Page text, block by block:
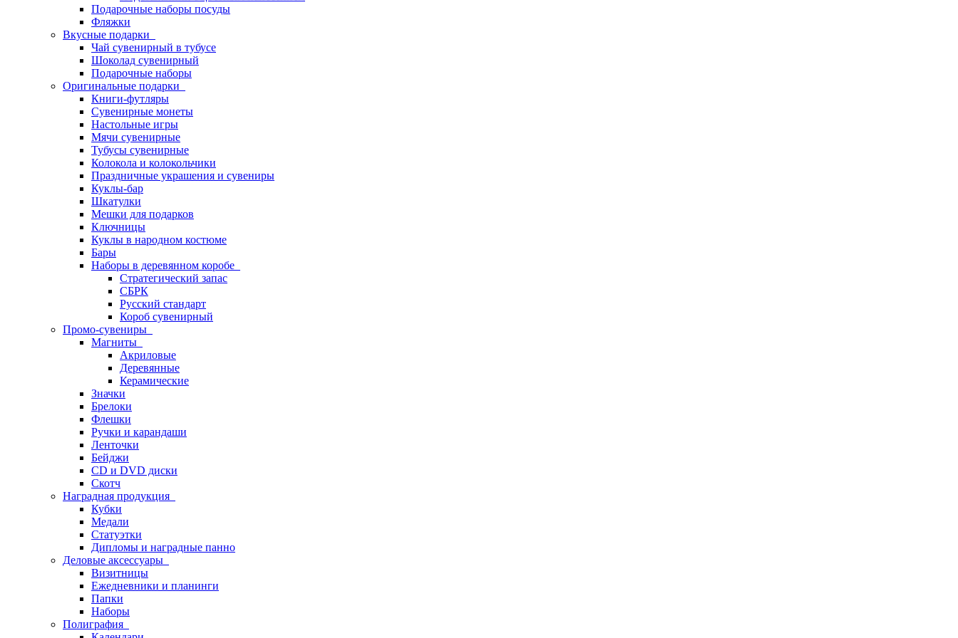
Подарочные наборы посуды
Фляжки
Вкусные подарки
Чай сувенирный в тубусе
Шоколад сувенирный
Подарочные наборы
Оригинальные подарки
Книги-футляры
Сувенирные монеты
Настольные игры
Мячи сувенирные
Тубусы сувенирные
Колокола и колокольчики
Праздничные украшения и сувениры
Куклы-бар
Шкатулки
Мешки для подарков
Ключницы
Куклы в народном костюме
Бары
Наборы в деревянном коробе
Стратегический запас
СБРК
Русский стандарт
Короб сувенирный
Промо-сувениры
Магниты
Акриловые
Деревянные
Керамические
Значки
Брелоки
Флешки
Ручки и карандаши
Ленточки
Бейджи
CD и DVD диски
Скотч
Наградная продукция
Кубки
Медали
Статуэтки
Дипломы и наградные панно
Деловые аксессуары
Визитницы
Ежедневники и планинги
Папки
Наборы
Полиграфия